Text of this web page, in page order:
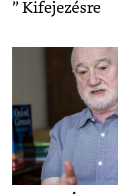
” Kifejezésre